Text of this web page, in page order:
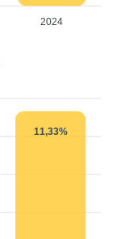
2024
11,33%